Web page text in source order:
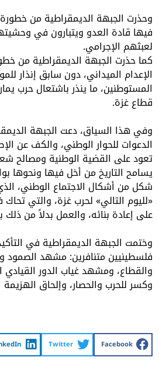
وحذرت الجبهة الديمقراطية من
فيها قادة العدو ويتبارون في
لعبثهم الإجرامي.
كما حذرت الجبهة الديمقراطية من
الإعدام الميداني، دون سابق إنذار
المستوطنين، ما ينذر باشتعال حرب
قطاع غزة.
وفي هذا السياق، دعت الجبهة
الدعوات للحوار الوطني، والكف عن
تعود على القضية الوطنية ومصالح
يسامح التاريخ من أخل فيها ونحوها
شكل من أشكال الاجتماع الوطني،
«لليوم التالي» لحرب غزة، والتي
على إعادة بنائه، والعمل بدلاً من
وختمت الجبهة الديمقراطية في
فلسطينيين متنافرين: مشهد
والقطاع، ومشهد غياب الدور
وكسر للحرب والحصار، وإلحاق
Facebook
Twitter